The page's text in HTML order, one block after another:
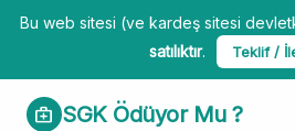
Bu web sitesi (ve kardeş sitesi
satılıktır. Teklif /
medical_services SGK Ödüyor Mu ?